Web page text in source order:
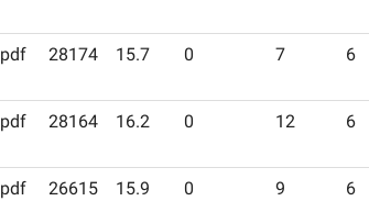
pdf 28174 15.7 0 7 6
pdf 28164 16.2 0 12 6
pdf 26615 15.9 0 9 6